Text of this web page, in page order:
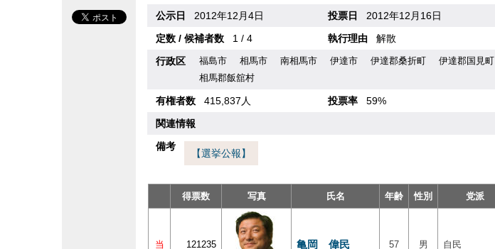
公示日 2012年12月4日 投票日
2012年12月16日
定数 / 候補者数
1 / 4 執行理由
解散
行政区
福島市 相馬市 南相馬市 伊達市 伊達郡桑折町 伊達郡国見町
相馬郡飯舘村
有権者数 415,837人 投票率 59%
関連情報
備考
【選挙公報】
得票数
写真 氏名 年齢 性別 党派
当 121235 亀岡 偉民 57 男 自民